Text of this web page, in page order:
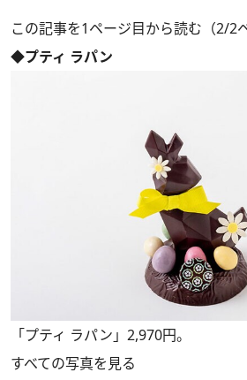
この記事を1ページ目から読む（2/2
◆プティ ラパン
「プティ ラパン」2,970円。
すべての写真を見る